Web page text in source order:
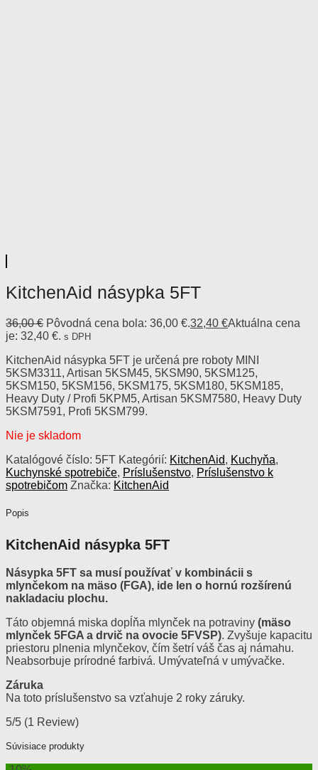
KitchenAid násypka 5FT
36,00€ Pôvodná cena bola: 36,00 €.32,40 €Aktuálna cena
je: 32,40 €. s DPH
KitchenAid násypka 5FT je určená pre roboty MINI
5KSM3311, Artisan 5KSM45, 5KSM90, 5KSM125,
5KSM150, 5KSM156, 5KSM175, 5KSM180, 5KSM185,
Heavy Duty / Profi 5KPM5, Artisan 5KSM7580, Heavy Duty
5KSM7591, Profi 5KSM799.
Nie je skladom
Katalógové číslo: 5FT Kategórií: KitchenAid, Kuchyňa,
Kuchynské spotrebiče, Príslušenstvo, Príslušenstvo k
spotrebičom Značka: KitchenAid
Popis
KitchenAid násypka 5FT
Násypka 5FT sa musí používať v kombinácii s
mlynčekom na mäso (FGA), ide len o hornú rozšírenú
nakladaciu plochu.
Táto objemná miska dopĺňa mlynček na potraviny (mäso
mlynček 5FGA a drvič na ovocie 5FVSP). Zvyšuje kapacitu
priestoru plnenia mlynčekov, čím šetrí váš čas aj námahu.
Neabsorbuje prírodné farbivá. Umývateľná v umývačke.
Záruka
Na toto príslušenstvo sa vzťahuje 2 roky záruky.
5/5 (1 Review)
Súvisiace produkty